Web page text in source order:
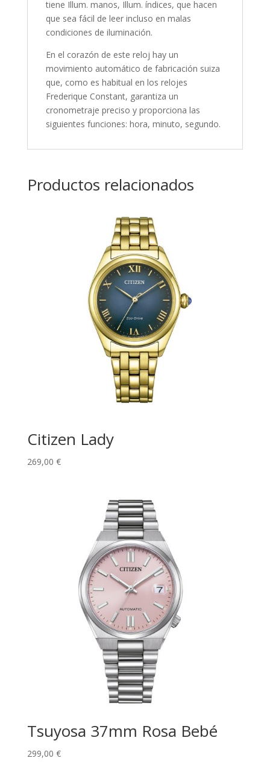
tiene Illum. manos, Illum. índices, que hacen
que sea fácil de leer incluso en malas
condiciones de iluminación.
En el corazón de este reloj hay un
movimiento automático de fabricación suiza
que, como es habitual en los relojes
Frederique Constant, garantiza un
cronometraje preciso y proporciona las
siguientes funciones: hora, minuto, segundo.
Productos relacionados
Citizen Lady
269,00 €
Tsuyosa 37mm Rosa Bebé
299,00 €